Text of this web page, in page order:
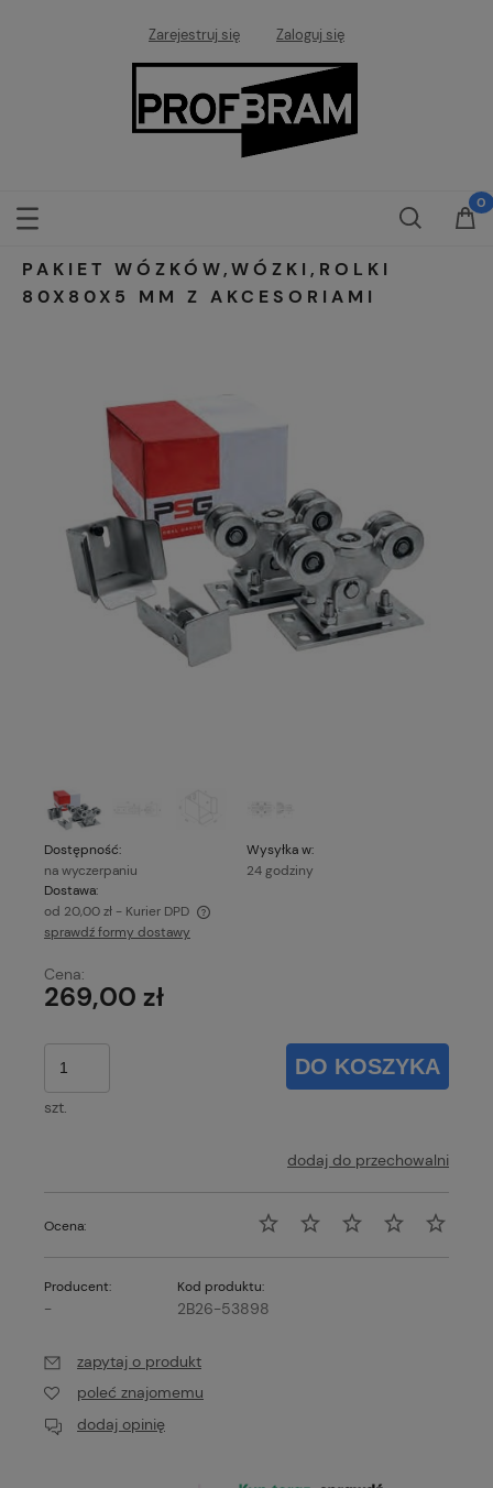
Zarejestruj się Zaloguj się
PAKIET WÓZKÓW,WÓZKI,ROLKI
80X80X5 MM Z AKCESORIAMI
Dostępność:
na wyczerpaniu
Wysyłka w:
24 godziny
Dostawa:
od 20,00 zł - Kurier DPD
Cena nie zawiera ewentualnych kosztów płatności
sprawdź formy dostawy
Cena:
269,00 zł
szt.
DO KOSZYKA
dodaj do przechowalni
Ocena:
Producent:
-
Kod produktu:
2B26-53898
zapytaj o produkt
poleć znajomemu
dodaj opinię